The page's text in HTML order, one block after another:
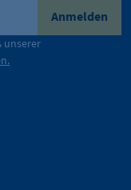
Gespräche
für die Vielfalt
was der Claim
Anmelden
unserer